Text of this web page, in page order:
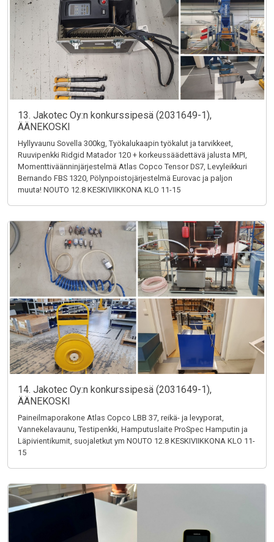
13. Jakotec Oy:n konkurssipesä (2031649-1),
ÄÄNEKOSKI
Hyllyvaunu Sovella 300kg, Työkalukaapin työkalut ja tarvikkeet,
Ruuvipenkki Ridgid Matador 120 + korkeussäädettävä jalusta MPI,
Momenttiväänninjärjestelmä Atlas Copco Tensor DS7, Levyleikkuri
Bernando FBS 1320, Pölynpoistojärjestelmä Eurovac ja paljon
muuta! NOUTO 12.8 KESKIVIIKKONA KLO 11-15
14. Jakotec Oy:n konkurssipesä (2031649-1),
ÄÄNEKOSKI
Paineilmaporakone Atlas Copco LBB 37, reikä- ja levyporat,
Vannekelavaunu, Testipenkki, Hamputuslaite ProSpec Hamputin ja
Läpivientikumit, suojaletkut ym NOUTO 12.8 KESKIVIIKKONA KLO 11-
15